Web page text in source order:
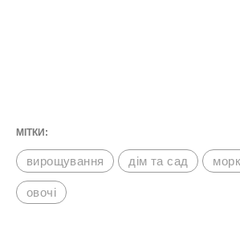
МІТКИ:
вирощування дім та сад
овочі